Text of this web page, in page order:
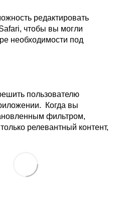
редактировать
чтобы вы могли
необходимости под
пользователю
Когда вы
фильтром,
релевантный контент,